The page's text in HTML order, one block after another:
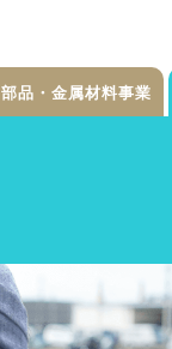
部品・金属材料事業